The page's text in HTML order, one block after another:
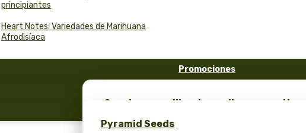
principiantes
Heart Notes: Variedades de Marihuana
Afrodisíaca
Promociones
¡Consigue semillas de marihuana gratis y
Seeds!
Pyramid Seeds